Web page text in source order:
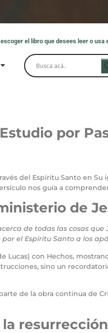
el libro que desees leer o
por
del Espíritu Santo en
nos guía a
de
de todas las cosas
el Espíritu Santo a los
Lucas) con Hechos,
sino un
de la obra continua de
resurrección